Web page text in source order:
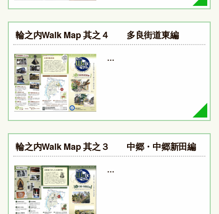
輪之内Walk Map 其之４ 多良街道東編
…
輪之内Walk Map 其之３ 中郷・中郷新田編
…